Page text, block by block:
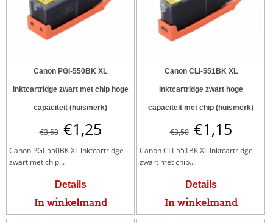
Canon PGI-550BK XL
inktcartridge zwart met chip hoge
capaciteit (huismerk)
€3,50 €1,25
Canon PGI-550BK XL inktcartridge
zwart met chip...
Details
In winkelmand
Canon CLI-551BK XL
inktcartridge zwart hoge
capaciteit met chip (huismerk)
€3,50 €1,15
Canon CLI-551BK XL inktcartridge
zwart met chip...
Details
In winkelmand